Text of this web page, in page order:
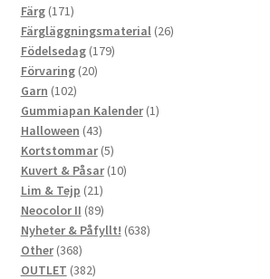
Färg 171171
produkter
Färgläggningsmaterial 2626
Födelsedag 179179
Förvaring 2020
Garn 102102
produkter
Gummiapan Kalender 11
Halloween 4343
produkter
Kortstommar 55
produkter
Kuvert & Påsar 1010
Lim & Tejp 2121
produkter
Neocolor II 8989
produkter
Nyheter & Påfyllt! 638638
Other 368368
produkter
OUTLET 382382